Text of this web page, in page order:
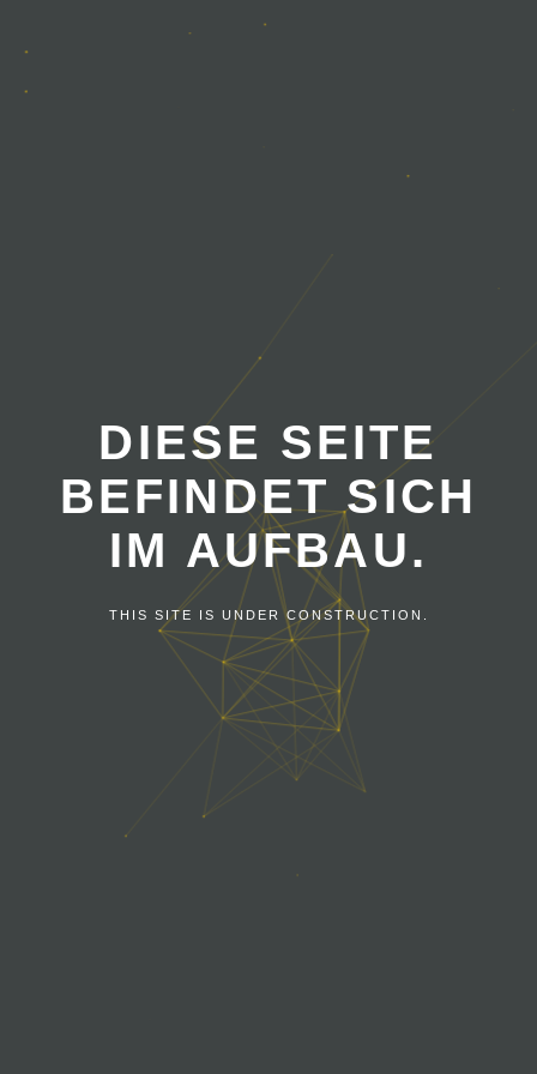
DIESE SEITE
BEFINDET SICH
IM AUFBAU.
THIS SITE IS UNDER CONSTRUCTION.